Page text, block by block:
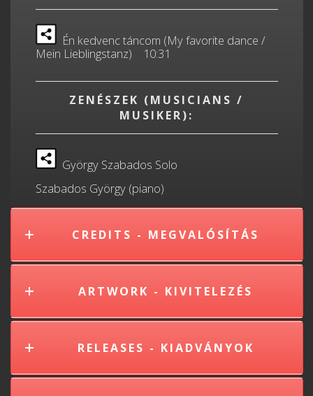
Én kedvenc táncom (My favorite dance /
Mein Lieblingstanz) 10:31
ZENÉSZEK (MUSICIANS /
MUSIKER):
György Szabados Solo
Szabados György (piano)
CREDITS - MEGVALÓSÍTÁS
ARTWORK - KIVITELEZÉS
RELEASES - KIADVÁNYOK